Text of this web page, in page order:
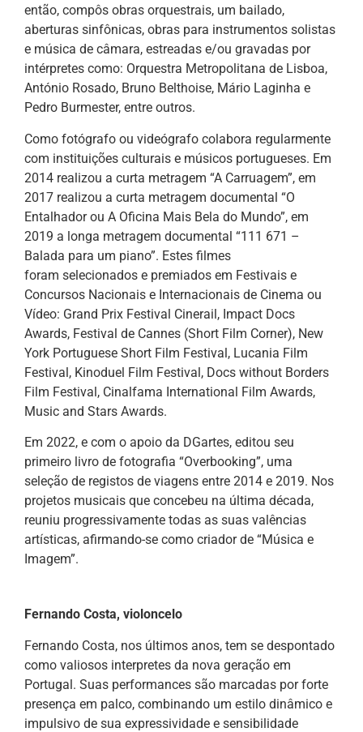
então, compôs obras orquestrais, um bailado,
aberturas sinfônicas, obras para instrumentos solistas
e música de câmara, estreadas e/ou gravadas por
intérpretes como: Orquestra Metropolitana de Lisboa,
António Rosado, Bruno Belthoise, Mário Laginha e
Pedro Burmester, entre outros.
Como fotógrafo ou videógrafo colabora regularmente
com instituições culturais e músicos portugueses. Em
2014 realizou a curta metragem “A Carruagem”, em
2017 realizou a curta metragem documental “O
Entalhador ou A Oficina Mais Bela do Mundo”, em
2019 a longa metragem documental “111 671 –
Balada para um piano”. Estes filmes
foram selecionados e premiados em Festivais e
Concursos Nacionais e Internacionais de Cinema ou
Vídeo: Grand Prix Festival Cinerail, Impact Docs
Awards, Festival de Cannes (Short Film Corner), New
York Portuguese Short Film Festival, Lucania Film
Festival, Kinoduel Film Festival, Docs without Borders
Film Festival, Cinalfama International Film Awards,
Music and Stars Awards.
Em 2022, e com o apoio da DGartes, editou seu
primeiro livro de fotografia “Overbooking”, uma
seleção de registos de viagens entre 2014 e 2019. Nos
projetos musicais que concebeu na última década,
reuniu progressivamente todas as suas valências
artísticas, afirmando-se como criador de “Música e
Imagem”.
Fernando Costa, violoncelo
Fernando Costa, nos últimos anos, tem se despontado
como valiosos interpretes da nova geração em
Portugal. Suas performances são marcadas por forte
presença em palco, combinando um estilo dinâmico e
impulsivo de sua expressividade e sensibilidade